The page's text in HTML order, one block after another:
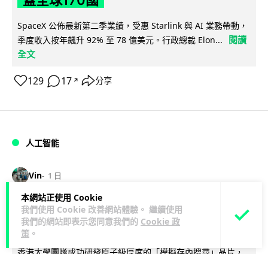
本網站正使用 Cookie
我們使用 Cookie 改善網站體驗。 繼續使用
我們的網站即表示您同意我們的 Cookie 政
策 。
SpaceX 公佈最新第二季業績，受惠 Starlink 與 AI 業務帶動，
季度收入按年飆升 92% 至 78 億美元。行政總裁 Elon...
閱讀
全文
129 17 ↗ 分享
人工智能
Vin 1 日
港大研原子級新晶片 AI 搜尋速度提升
一億倍 手機人臉識別免上雲端